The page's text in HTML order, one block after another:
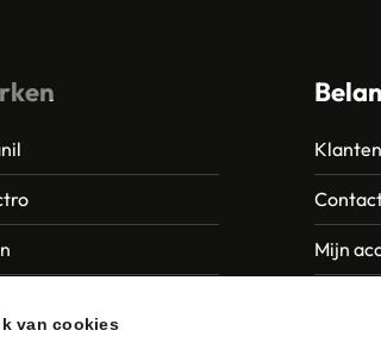
van cookies
Mijn